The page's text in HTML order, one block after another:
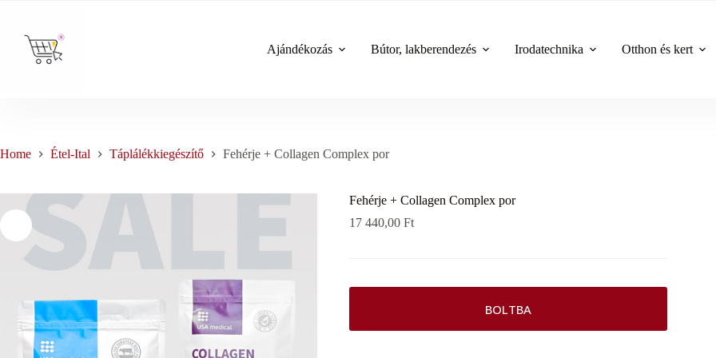
content
Ajándékozás
Bútor, lakberendezés Irodatechnika Otthon és kert
Home Étel-Ital Táplálékkiegészítő Fehérje + Collagen Complex por
Fehérje + Collagen Complex por
17 440,00Ft
BOLTBA